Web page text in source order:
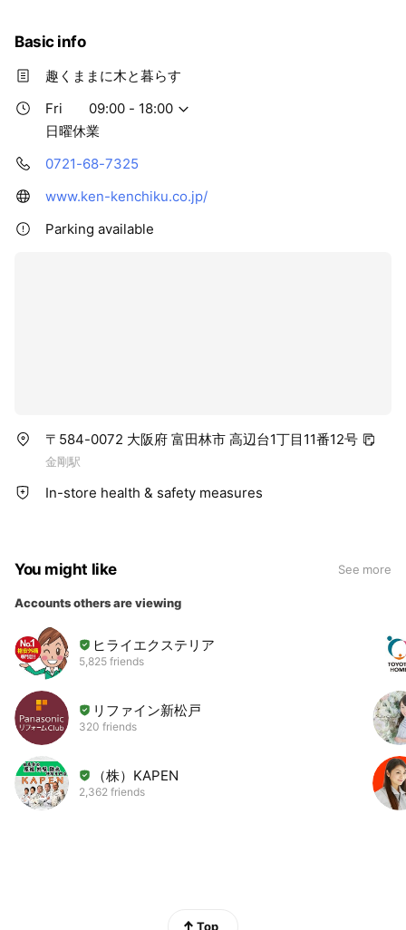
Basic info
趣くままに木と暮らす
Fri
09:00 - 18:00
日曜休業
0721-68-7325
www.ken-kenchiku.co.jp/
Parking available
〒584-0072 大阪府 富田林市 高辺台1丁目11番12号
金剛駅
In-store health & safety measures
You might like See more
Accounts others are viewing
ヒライエクステリア
5,825 friends
リファイン新松戸
320 friends
（株）KAPEN
2,362 friends
Top